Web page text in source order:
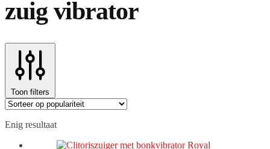
zuig vibrator
Toon filters
Enig resultaat